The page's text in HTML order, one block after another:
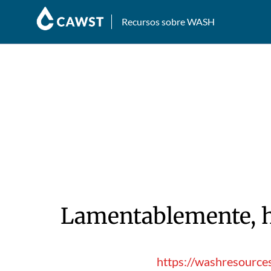
Recursos sobre WASH
Lamentablemente,
https://